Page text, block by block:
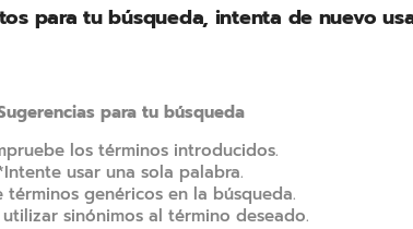
para tu búsqueda, intenta de nuevo
para tu búsqueda
los términos introducidos.
usar una sola palabra.
términos genéricos en la búsqueda.
utilizar sinónimos al término deseado.